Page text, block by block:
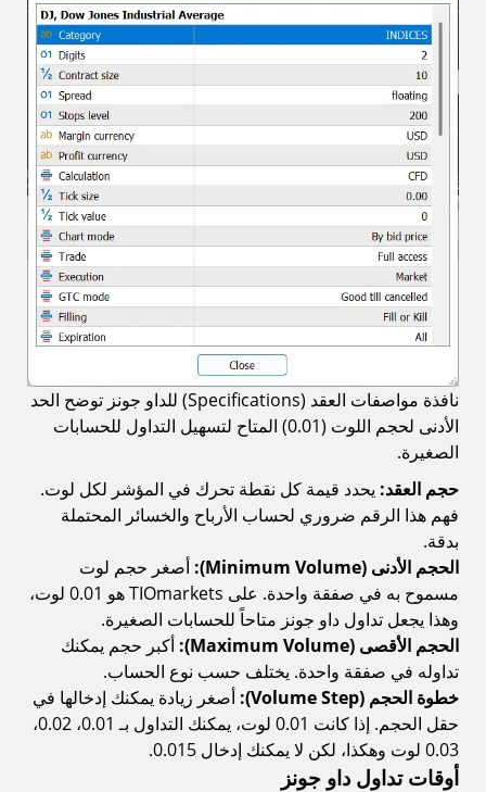
نافذة مواصفات العقد (Specifications) للداو جونز توضح الحد
الأدنى لحجم اللوت (0.01) المتاح لتسهيل التداول للحسابات
الصغيرة.
حجم العقد: يحدد قيمة كل نقطة تحرك في المؤشر لكل لوت.
فهم هذا الرقم ضروري لحساب الأرباح والخسائر المحتملة
بدقة.
الحجم الأدنى (Minimum Volume):
أصغر حجم لوت
مسموح به في صفقة واحدة. على TIOmarkets هو 0.01 لوت،
وهذا يجعل تداول داو جونز متاحاً للحسابات الصغيرة.
الحجم الأقصى (Maximum Volume):
أكبر حجم يمكنك
تداوله في صفقة واحدة. يختلف حسب نوع الحساب.
خطوة الحجم (Volume Step):
أصغر زيادة يمكنك إدخالها في
حقل الحجم. إذا كانت 0.01 لوت، يمكنك التداول بـ 0.01، 0.02،
0.03 لوت وهكذا، لكن لا يمكنك إدخال 0.015.
أوقات تداول داو جونز